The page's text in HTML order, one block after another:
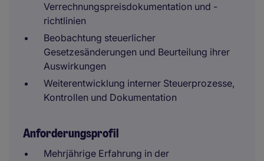
Verrechnungspreisdokumentation und -
richtlinien
Beobachtung steuerlicher
Gesetzesänderungen und Beurteilung ihrer
Auswirkungen
Weiterentwicklung interner Steuerprozesse,
Kontrollen und Dokumentation
Anforderungsprofil
Mehrjährige Erfahrung in der